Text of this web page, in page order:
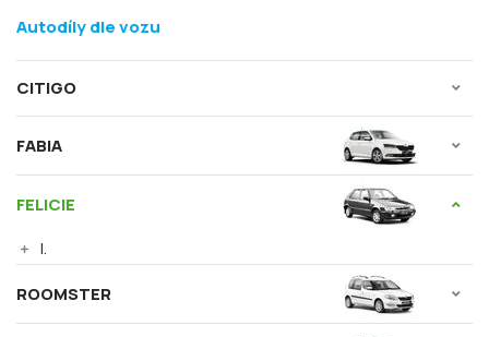
Autodíly dle vozu
CITIGO
FABIA
FELICIE
I.
ROOMSTER